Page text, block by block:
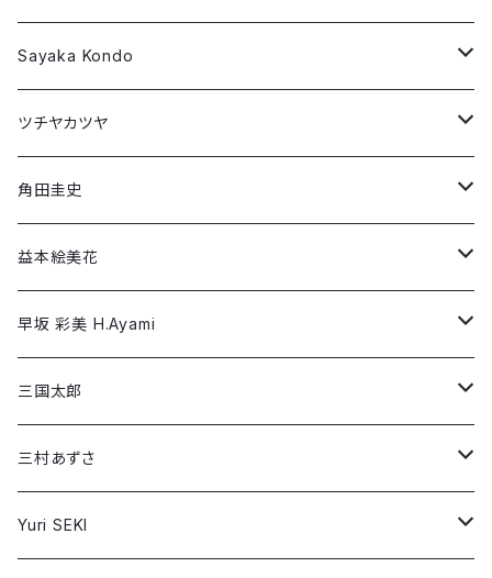
益本絵美花
早坂 彩美 H.Ayami
三国太郎
三村あずさ
Yuri SEKI
YOKO FUNAHASHI
REI INABA / 稲葉 怜
William Patterson
Wujian Wang
Long Sleeve T-shirt
Short Sleeve T-shirt
Long Sleeve T-shirt
Sayaka Kondo
Short Sleeve T-shirt
Long Sleeve T-shirt
ツチヤカツヤ
Short Sleeve T-shirt
Long Sleeve T-shirt
角田圭史
Short Sleeve T-shirt
Long Sleeve T-shirt
益本絵美花
Short Sleeve T-shirt
Long Sleeve T-shirt
早坂 彩美 H.Ayami
Short Sleeve T-shirt
Long Sleeve T-shirt
三国太郎
Short Sleeve T-shirt
Long Sleeve T-shirt
三村あずさ
Short Sleeve T-shirt
Yuri SEKI